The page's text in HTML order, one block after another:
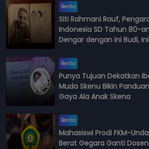
Berita
Siti Rahmani Rauf,
Indonesia SD Tahun 80-
Dengar dengan Ini Budi,
Berita
Punya Tujuan Dekatkan
Muda Skenu Bikin
Gaya Ala Anak Skena
Berita
Mahasiswi Prodi FKM-
Berat Gegara Ganti